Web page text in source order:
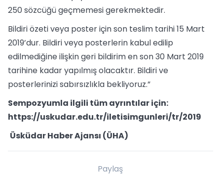
250 sözcüğü geçmemesi gerekmektedir.
Bildiri özeti veya poster için son teslim tarihi 15 Mart
2019’dur. Bildiri veya posterlerin kabul edilip
edilmediğine ilişkin geri bildirim en son 30 Mart 2019
tarihine kadar yapılmış olacaktır. Bildiri ve
posterlerinizi sabırsızlıkla bekliyoruz.”
Sempozyumla ilgili tüm ayrıntılar için:
https://uskudar.edu.tr/iletisimgunleri/tr/2019
Üsküdar Haber Ajansı (ÜHA)
Paylaş